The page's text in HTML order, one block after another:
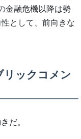
金融危機以降は勢
として、前向きな
リックコメン
だ。